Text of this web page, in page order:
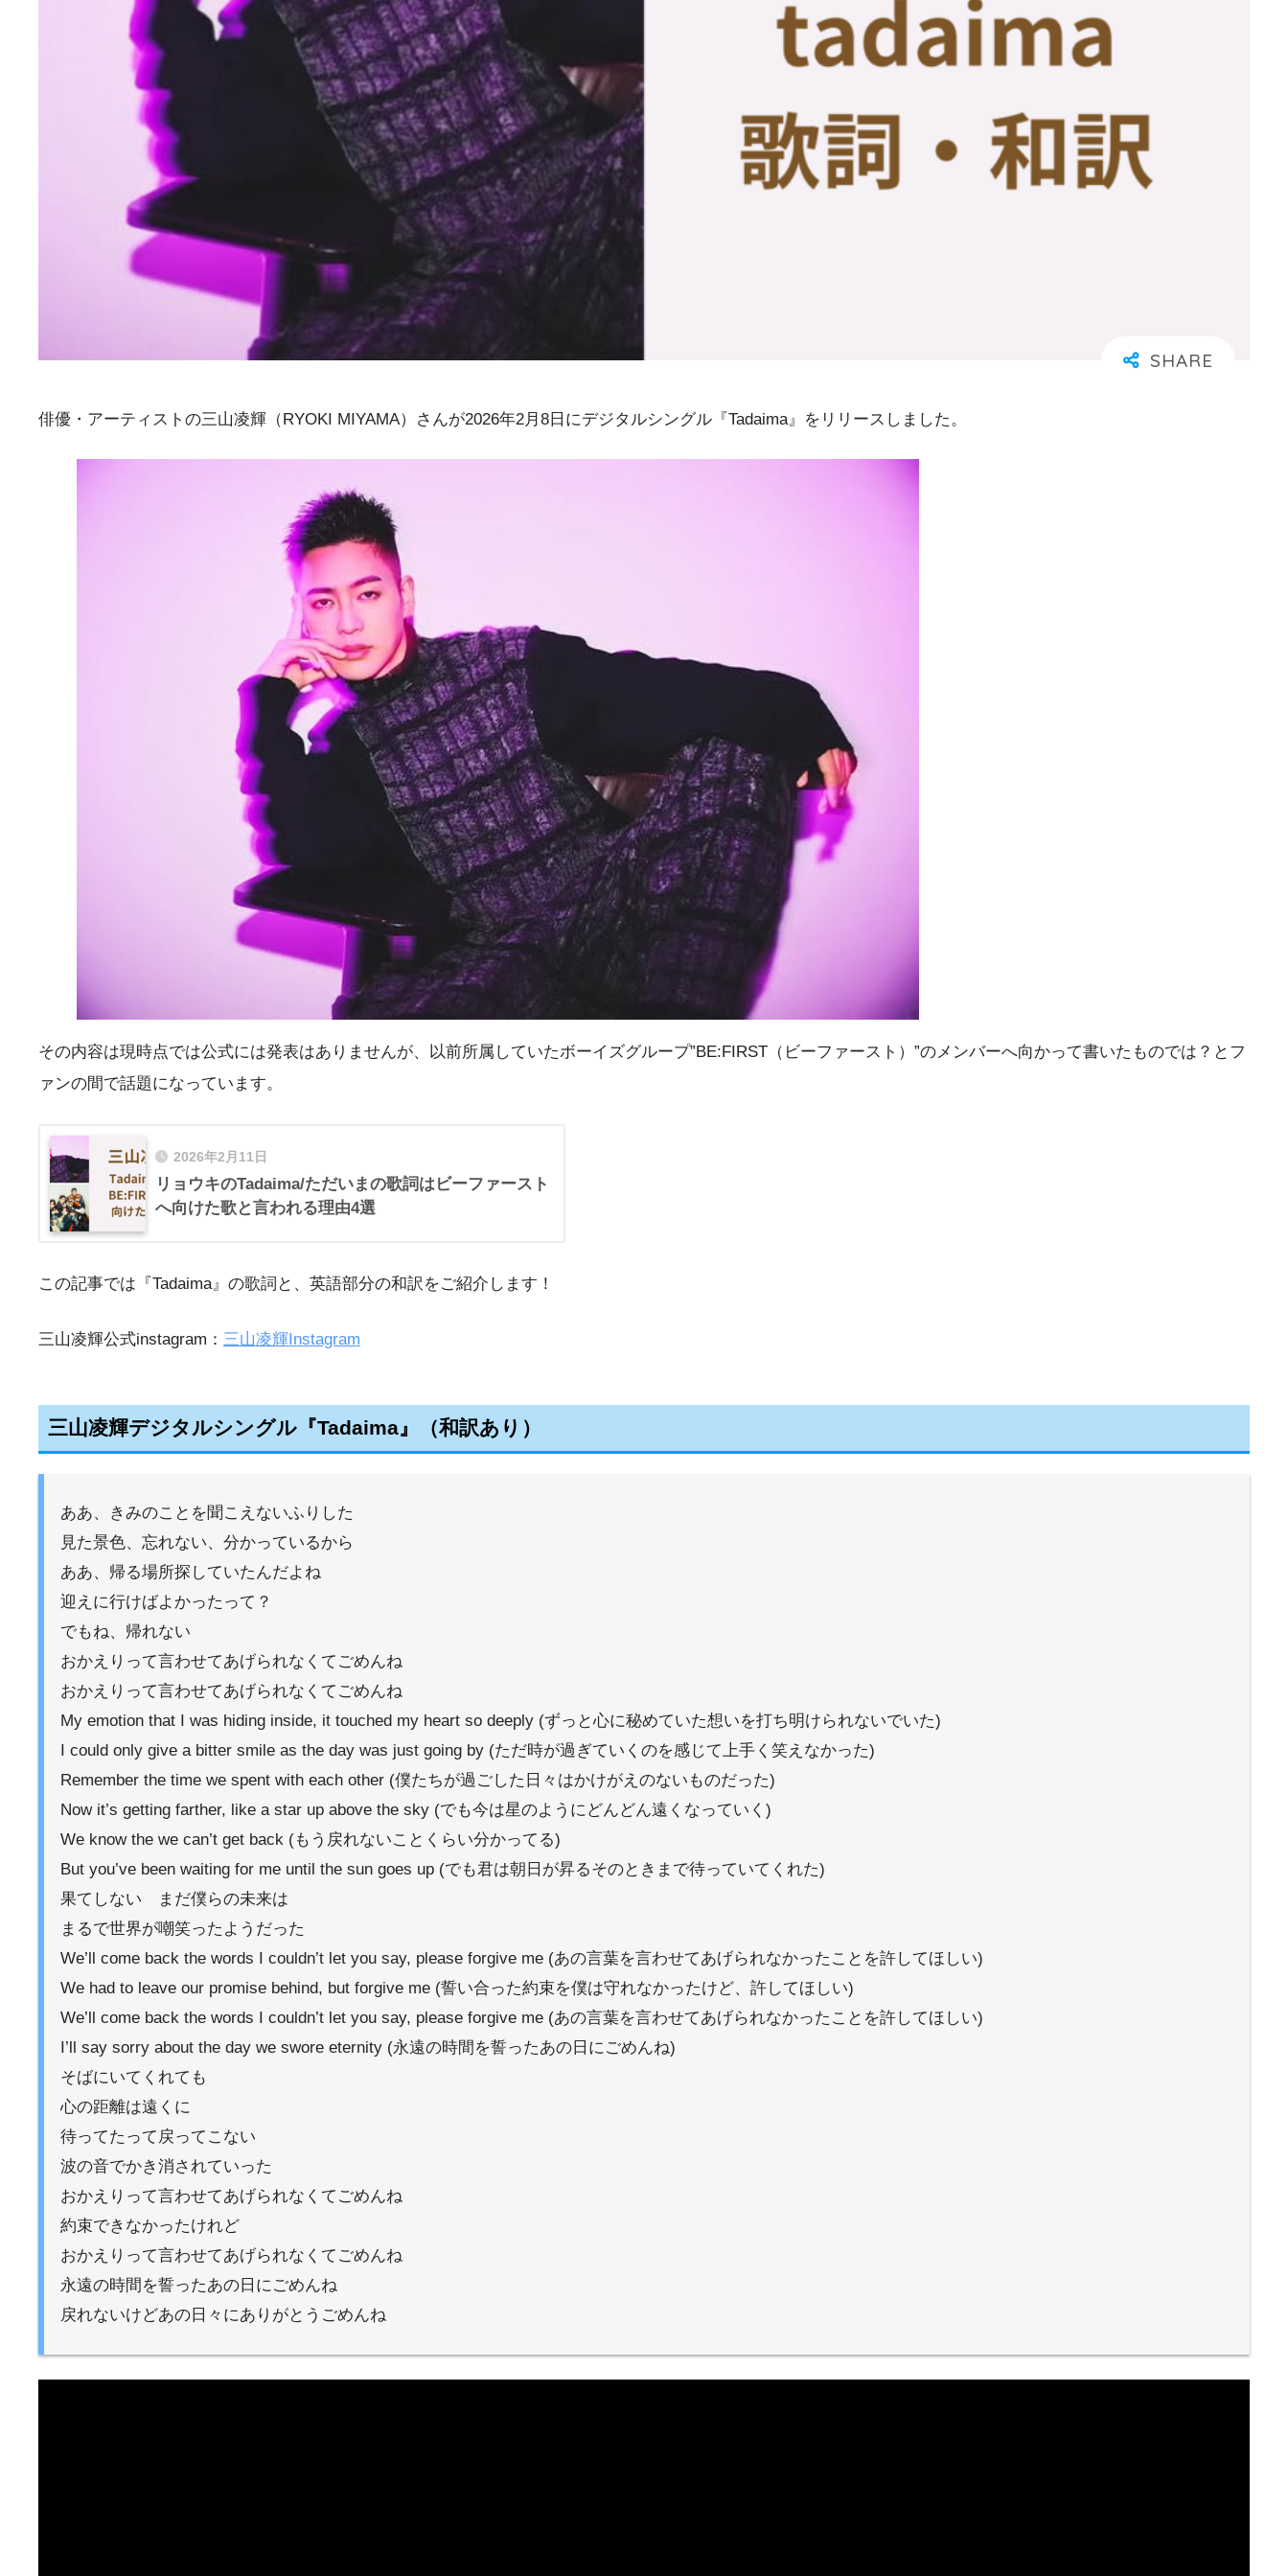
俳優・アーティストの三山凌輝（RYOKI MIYAMA）さんが2026年2月8日にデジタルシングル『Tadaima』をリリースしました。
その内容は現時点では公式には発表はありませんが、以前所属していたボーイズグループ”BE:FIRST（ビーファースト）”のメンバーへ向かって書いたものでは？とフ
ァンの間で話題になっています。
2026年2月11日
リョウキのTadaima/ただいまの歌詞はビーファースト
へ向けた歌と言われる理由4選
この記事では『Tadaima』の歌詞と、英語部分の和訳をご紹介します！
三山凌輝公式instagram： 三山凌輝Instagram
三山凌輝デジタルシングル『Tadaima』（和訳あり）
ああ、きみのことを聞こえないふりした
見た景色、忘れない、分かっているから
ああ、帰る場所探していたんだよね
迎えに行けばよかったって？
でもね、帰れない
おかえりって言わせてあげられなくてごめんね
おかえりって言わせてあげられなくてごめんね
My emotion that I was hiding inside, it touched my heart so deeply (ずっと心に秘めていた想いを打ち明けられないでいた)
I could only give a bitter smile as the day was just going by (ただ時が過ぎていくのを感じて上手く笑えなかった)
Remember the time we spent with each other (僕たちが過ごした日々はかけがえのないものだった)
Now it’s getting farther, like a star up above the sky (でも今は星のようにどんどん遠くなっていく)
We know the we can’t get back (もう戻れないことくらい分かってる)
But you’ve been waiting for me until the sun goes up (でも君は朝日が昇るそのときまで待っていてくれた)
果てしない まだ僕らの未来は
まるで世界が嘲笑ったようだった
We’ll come back the words I couldn’t let you say, please forgive me (あの言葉を言わせてあげられなかったことを許してほしい)
We had to leave our promise behind, but forgive me (誓い合った約束を僕は守れなかったけど、許してほしい)
We’ll come back the words I couldn’t let you say, please forgive me (あの言葉を言わせてあげられなかったことを許してほしい)
I’ll say sorry about the day we swore eternity (永遠の時間を誓ったあの日にごめんね)
そばにいてくれても
心の距離は遠くに
待ってたって戻ってこない
波の音でかき消されていった
おかえりって言わせてあげられなくてごめんね
約束できなかったけれど
おかえりって言わせてあげられなくてごめんね
永遠の時間を誓ったあの日にごめんね
戻れないけどあの日々にありがとうごめんね